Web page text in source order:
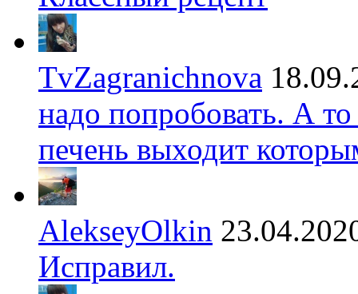
TvZagranichnova
надо попробовать. А
печень выходит
AlekseyOlkin
Исправил.